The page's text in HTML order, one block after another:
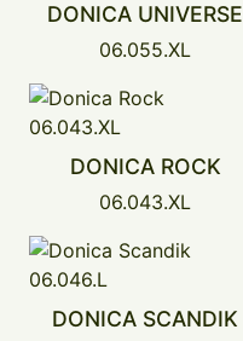
DONICA UNIVERSE
06.055.XL
DONICA ROCK
06.043.XL
DONICA SCANDIK